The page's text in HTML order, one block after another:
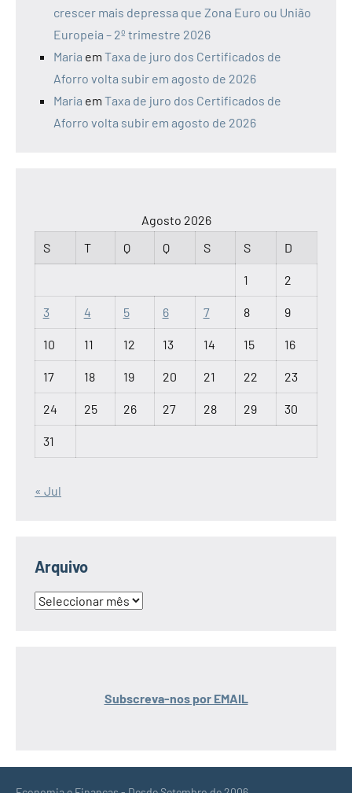
crescer mais depressa que Zona Euro ou União
Europeia – 2º trimestre 2026
Maria em Taxa de juro dos Certificados de
Aforro volta subir em agosto de 2026
Maria em Taxa de juro dos Certificados de
Aforro volta subir em agosto de 2026
Agosto 2026
S
T Q Q S S D
1 2
3 4 5 6 7 8 9
10 11 12 13 14 15 16
17 18 19 20 21 22 23
24 25 26 27 28 29 30
31
« Jul
Arquivo
Arquivo
Subscreva-nos por EMAIL